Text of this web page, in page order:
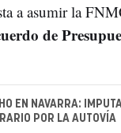
a asumir la
de
EN NAVARRA:
POR LA AUTOVÍA